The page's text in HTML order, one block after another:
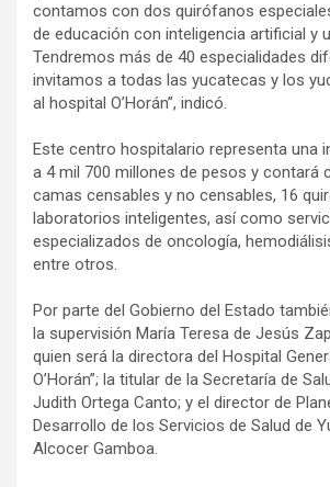
contamos con dos quirófanos
de educación con inteligencia artificial y
Tendremos más de 40 especialidades
invitamos a todas las yucatecas y los
al hospital O’Horán”, indicó.
Este centro hospitalario representa una
a 4 mil 700 millones de pesos y contará
camas censables y no censables, 16
laboratorios inteligentes, así como
especializados de oncología,
entre otros.
Por parte del Gobierno del Estado
la supervisión María Teresa de Jesús
quien será la directora del Hospital
O’Horán”; la titular de la Secretaría de
Judith Ortega Canto; y el director de
Desarrollo de los Servicios de Salud de
Alcocer Gamboa.